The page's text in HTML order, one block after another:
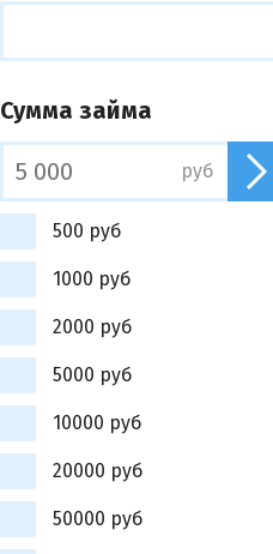
Сумма займа
руб
500 руб
1000 руб
2000 руб
5000 руб
10000 руб
20000 руб
50000 руб